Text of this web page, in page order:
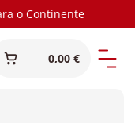
o Continente
0,00 €